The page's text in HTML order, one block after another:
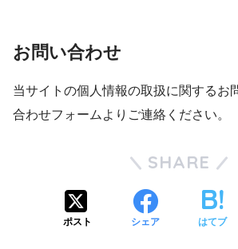
お問い合わせ
当サイトの個人情報の取扱に関するお
合わせフォームよりご連絡ください。
SHARE
ポスト シェア はてブ